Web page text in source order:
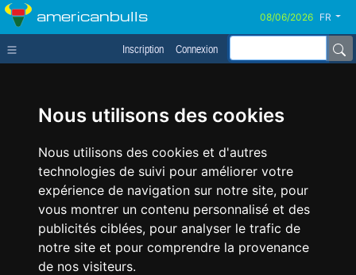
Nous utilisons des cookies
Nous utilisons des cookies et d'autres
technologies de suivi pour améliorer votre
expérience de navigation sur notre site, pour
vous montrer un contenu personnalisé et des
publicités ciblées, pour analyser le trafic de
notre site et pour comprendre la provenance
de nos visiteurs.
americanbulls FR
Inscription Connexion